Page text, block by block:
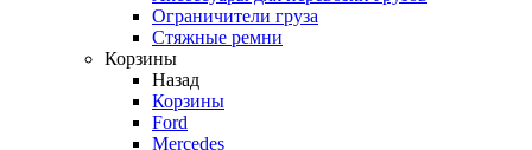
Ограничители груза
Стяжные ремни
Корзины
Назад
Корзины
Ford
Mercedes